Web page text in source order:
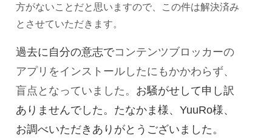
方がないことだと思いますので、この件は解決済み
とさせていただきます。
過去に自分の意志でコンテンツブロッカーの
アプリをインストールしたにもかかわらず、
盲点となっていました。 お騒がせして申し訳
ありませんでした。たなかま様、YuuRo様、
お調べいただきありがとうございました。